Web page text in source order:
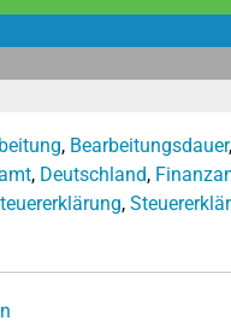
, Bearbeitungsdauer,
, Deutschland,
,